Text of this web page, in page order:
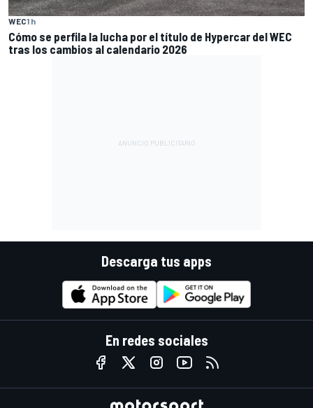
WEC1 h
Cómo se perfila la lucha por el título de Hypercar del WEC
tras los cambios al calendario 2026
Descarga tus apps
En redes sociales